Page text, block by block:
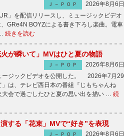
Ｊ－ＰＯＰ
2026年8月6日
」を配信リリースし、ミュージックビデオ
GRe4N BOYZによる書き下ろし楽曲。電車
続きを読む
が瞬いて」MVはひと夏の物語
Ｊ－ＰＯＰ
2026年8月6日
ージックビデオを公開した。 2026年7月29
は、テレビ西日本の番組『じもちゃんね
会で過ごしたひと夏の思い出を描い … 続
する「花束」MVで“好き”を表現
Ｊ－ＰＯＰ 2026年8月6日